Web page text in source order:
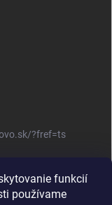
funkcií
používame
?fref=ts